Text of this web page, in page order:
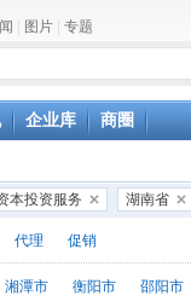
图片 专题
企业库 商圈
本投资服务 湖南省
代理 促销
湘潭市 衡阳市 邵阳市